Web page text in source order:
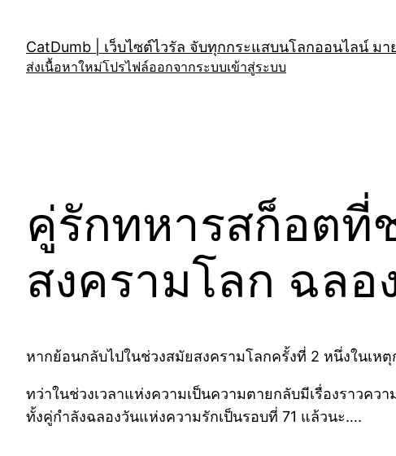
content
CatDumb | เว็บไซต์ไวรัล จับทุกกระแสบนโลกออนไลน์ ม
ส่งเนื้อหาใหม่โปรไฟล์ออกจากระบบเข้าสู่ระบบ
คู่รักทหารสก็อตที่
สงครามโลก ฉลอ
หากย้อนกลับไปในช่วงสมัยสงครามโลกครั้งที่ 2 หนึ่งในเ
ทว่าในช่วงเวลาแห่งความเป็นความตายกลับมีเรื่องราวคว
ทั้งคู่กำลังฉลองวันแห่งความรักเป็นรอบที่ 71 แล้วนะ….